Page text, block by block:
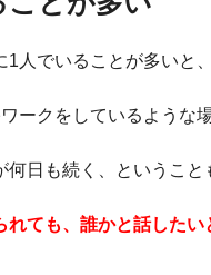
人でいることが多いと
ークをしているような
日も続く、ということ
れても、誰かと話した